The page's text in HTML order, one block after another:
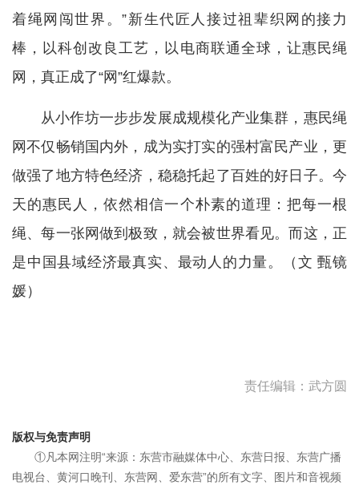
着绳网闯世界。”新生代匠人接过祖辈织网的接力
棒，以科创改良工艺，以电商联通全球，让惠民绳
网，真正成了“网”红爆款。
从小作坊一步步发展成规模化产业集群，惠民绳
网不仅畅销国内外，成为实打实的强村富民产业，更
做强了地方特色经济，稳稳托起了百姓的好日子。今
天的惠民人，依然相信一个朴素的道理：把每一根
绳、每一张网做到极致，就会被世界看见。而这，正
是中国县域经济最真实、最动人的力量。（文 甄镜
媛）
责任编辑：武方圆
版权与免责声明
①凡本网注明“来源：东营市融媒体中心、东营日报、东营广播
电视台、黄河口晚刊、东营网、爱东营”的所有文字、图片和音视频